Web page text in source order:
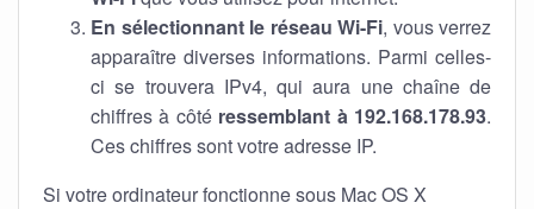
En sélectionnant le réseau Wi-Fi, vous verrez
apparaître diverses informations. Parmi celles-
ci se trouvera IPv4, qui aura une chaîne de
chiffres à côté ressemblant à 192.168.178.93.
Ces chiffres sont votre adresse IP.
Si votre ordinateur fonctionne sous Mac OS X